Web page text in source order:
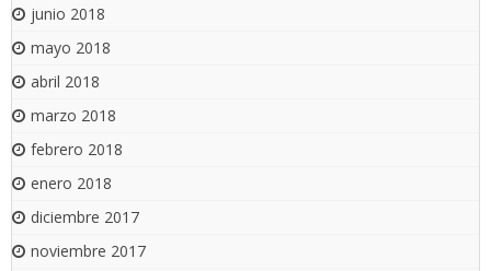
junio 2018
mayo 2018
abril 2018
marzo 2018
febrero 2018
enero 2018
diciembre 2017
noviembre 2017